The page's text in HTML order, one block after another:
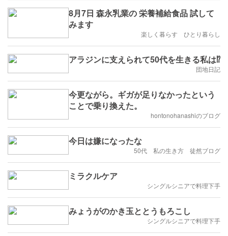
8月7日 森永乳業の 栄養補給食品 試して
みます
楽しく暮らす ひとり暮らし
アラジンに支えられて50代を生きる私は⁉︎
団地日記
今更ながら。ギガが足りなかったという
ことで乗り換えた。
hontonohanashiのブログ
今日は嫌になったな
50代 私の生き方 徒然ブログ
ミラクルケア
シングルシニアで料理下手
みょうがのかき玉ととうもろこし
シングルシニアで料理下手